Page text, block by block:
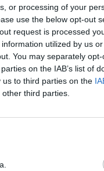
or processing of your
use the below opt-out
request is processed
utilized by us
You may separately
on the IAB’s list of
to third parties on the
third parties.
le prime
che
romano,
la rapina.
di
di
strategia